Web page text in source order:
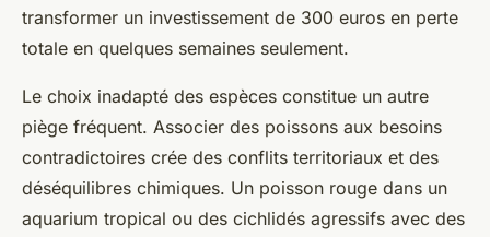
transformer un investissement de 300 euros en perte
totale en quelques semaines seulement.
Le choix inadapté des espèces constitue un autre
piège fréquent. Associer des poissons aux besoins
contradictoires crée des conflits territoriaux et des
déséquilibres chimiques. Un poisson rouge dans un
aquarium tropical ou des cichlidés agressifs avec des